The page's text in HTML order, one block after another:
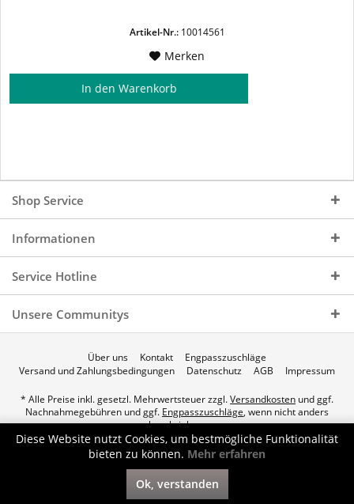
Artikel-Nr.:10014561
Merken
In den Warenkorb
Shop Service
Informationen
Service Hotline
Unsere Communitys
Über uns Kontakt
Engpasszuschläge
Versand und Zahlungsbedingungen
Datenschutz AGB Impressum
* Alle Preise inkl. gesetzl. Mehrwertsteuer zzgl.Versandkosten und ggf.
Nachnahmegebühren und ggf. Engpasszuschläge, wenn nicht anders
beschrieben.
© 2026 p.a.c. Gasservice GmbH - All Rights Reserved. Theme by
ThemeWare®
Diese Website nutzt Cookies, um bestmögliche Funktionalität
bieten zu können. Mehr erfahren
Ok, verstanden